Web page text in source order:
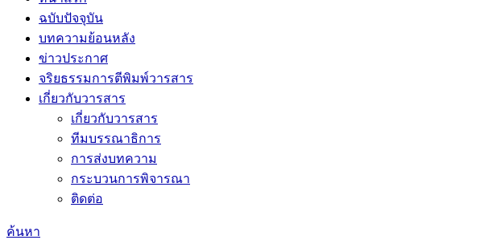
ฉบับปัจจุบัน
บทความย้อนหลัง
ข่าวประกาศ
จริยธรรมการตีพิมพ์วารสาร
เกี่ยวกับวารสาร
เกี่ยวกับวารสาร
ทีมบรรณาธิการ
การส่งบทความ
กระบวนการพิจารณา
ติดต่อ
ค้นหา